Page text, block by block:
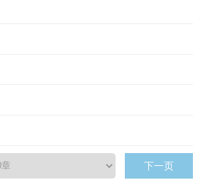
下一页